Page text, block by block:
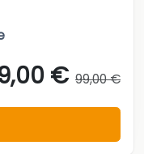
€ 99,00 €